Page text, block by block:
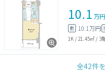
10.1 万円
敷 10.1万円
1K / 21.45㎡ / 3
全42件